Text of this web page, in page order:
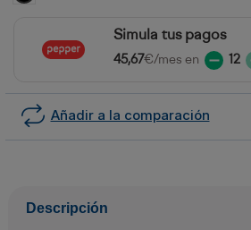
Simula tus pagos
45,67€/mes en 12
Añadir a la comparación
Descripción